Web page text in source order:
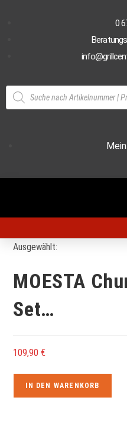
0
Ausgewählt:
MOESTA
Set…
109,90 €
IN DEN WARENKORB